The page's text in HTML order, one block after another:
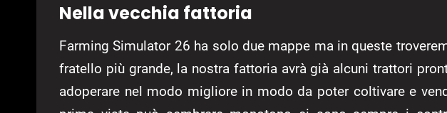
Nella vecchia fattoria
Farming Simulator 26 ha solo due mappe ma in queste
fratello più grande, la nostra fattoria avrà già alcuni trattori
adoperare nel modo migliore in modo da poter coltivare e